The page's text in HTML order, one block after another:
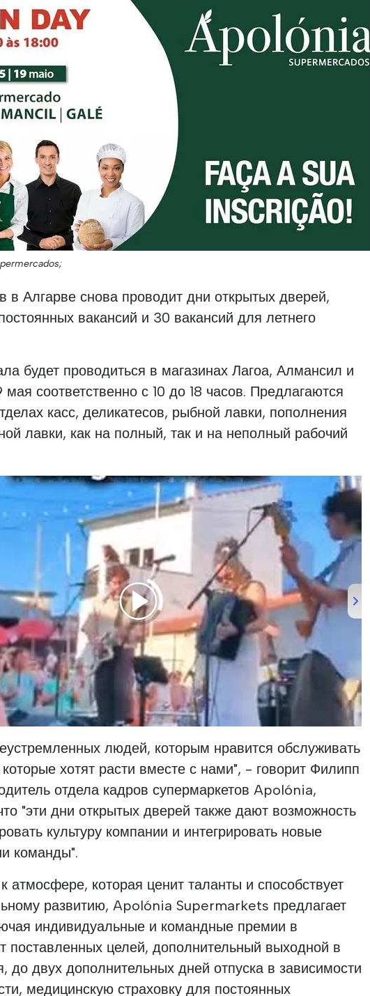
в Алгарве снова проводит дни открытых дверей,
вакансий и 30 вакансий для летнего
будет проводиться в магазинах Лагоа, Алмансил и
мая соответственно с 10 до 18 часов. Предлагаются
касс, деликатесов, рыбной лавки, пополнения
лавки, как на полный, так и на неполный рабочий
00:51 Day One of the Bons Sons Portuguese Music Festival
людей, которым нравится обслуживать
хотят расти вместе с нами", - говорит Филипп
отдела кадров супермаркетов Apolónia,
"эти дни открытых дверей также дают возможность
культуру компании и интегрировать новые
команды".
атмосфере, которая ценит таланты и способствует
развитию, Apolónia Supermarkets предлагает
индивидуальные и командные премии в
поставленных целей, дополнительный выходной в
до двух дополнительных дней отпуска в зависимости
медицинскую страховку для постоянных